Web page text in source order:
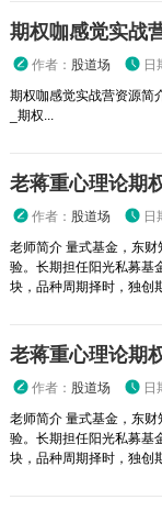
期权咖感觉实战
作者： 股道场 日
期权咖感觉实战营资源简
_期权...
老蒋重心理论期
作者： 股道场 日
老师简介 量式基金，东
验。长期担任阳光私募基
块，品种周期择时，独创
老蒋重心理论期
作者： 股道场 日
老师简介 量式基金，东
验。长期担任阳光私募基
块，品种周期择时，独创